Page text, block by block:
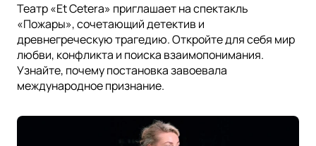
Театр «Et Cetera» приглашает на спектакль
«Пожары», сочетающий детектив и
древнегреческую трагедию. Откройте для себя мир
любви, конфликта и поиска взаимопонимания.
Узнайте, почему постановка завоевала
международное признание.